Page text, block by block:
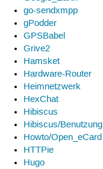
go-sendxmpp
gPodder
GPSBabel
Grive2
Hamsket
Hardware-Router
Heimnetzwerk
HexChat
Hibiscus
Hibiscus/Benutzung
Howto/Open_eCard
HTTPie
Hugo